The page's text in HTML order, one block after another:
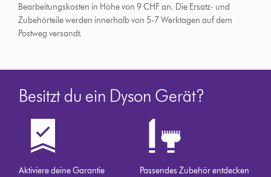
Bearbeitungskosten in Höhe von 9 CHF an. Die Ersatz- und
Zubehörteile werden innerhalb von 5-7 Werktagen auf dem
Postweg versandt.
Besitzt du ein Dyson Gerät?
Aktiviere deine Garantie Passendes Zubehör entdecken